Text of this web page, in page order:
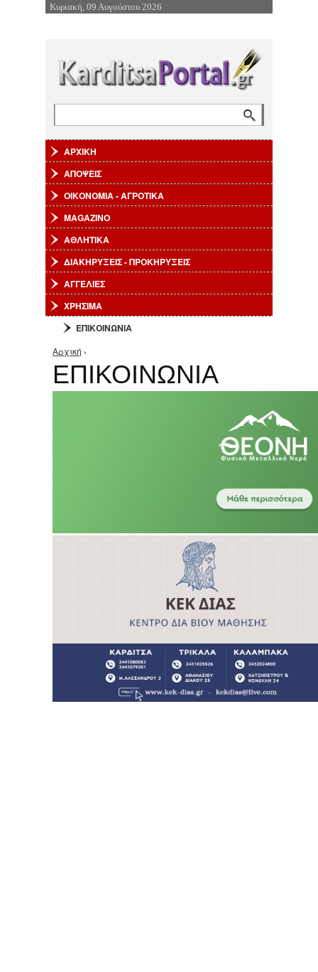
Επιστροφή στην Πλοήγηση
Κυριακή, 09 Αυγούστου 2026
ΑΡΧΙΚΗ
ΑΠΟΨΕΙΣ
ΟΙΚΟΝΟΜΙΑ - ΑΓΡΟΤΙΚΑ
MAGAZINO
ΑΘΛΗΤΙΚΑ
ΔΙΑΚΗΡΥΞΕΙΣ - ΠΡΟΚΗΡΥΞΕΙΣ
ΑΓΓΕΛΙΕΣ
ΧΡΗΣΙΜΑ
ΕΠΙΚΟΙΝΩΝΙΑ
Είστε εδώ
Αρχική ›
ΕΠΙΚΟΙΝΩΝΙΑ